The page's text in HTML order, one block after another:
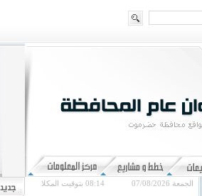
الجمعة 07/08/2026 08:14 بتوقيت المكلا